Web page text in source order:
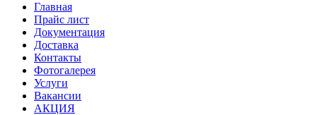
Главная
Прайс лист
Документация
Доставка
Контакты
Фотогалерея
Услуги
Вакансии
АКЦИЯ